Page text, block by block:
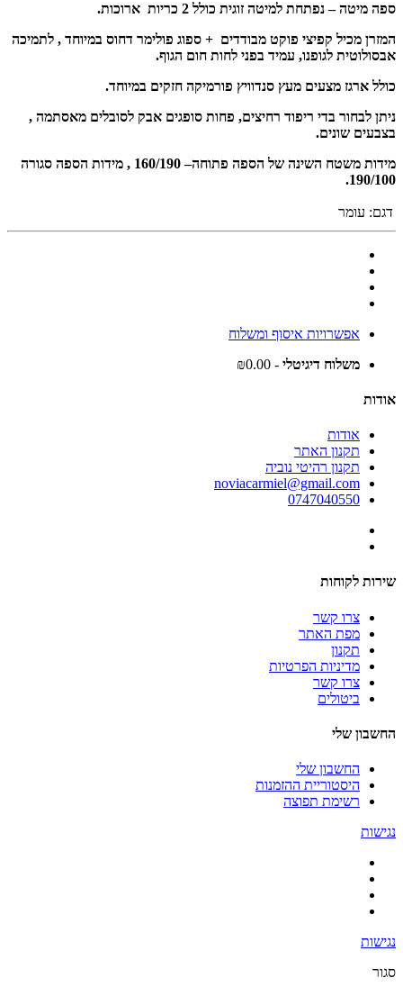
ספה מיטה – נפתחת למיטה זוגית כולל 2 כריות ארוכות.
המזרן מכיל קפיצי פוקט מבודדים + ספוג פולימר דחוס במיוחד , לתמיכה
אבסולוטית לגופנו, עמיד בפני לחות חום הגוף.
כולל ארגז מצעים מעץ סנדוויץ פורמיקה חזקים במיוחד.
ניתן לבחור בדי ריפוד רחיצים, פחות סופגים אבק לסובלים מאסתמה ,
בצבעים שונים.
מידות משטח השינה של הספה פתוחה– 160/190 , מידות הספה סגורה
190/100.
דגם: עומר
אפשרויות איסוף ומשלוח
משלוח דיגיטלי - ₪0.00
אודות
אודות
תקנון האתר
תקנון רהיטי נוביה
noviacarmiel@gmail.com
0747040550
שירות לקוחות
צרו קשר
מפת האתר
תקנון
מדיניות הפרטיות
צרו קשר
ביטולים
החשבון שלי
החשבון שלי
היסטוריית ההזמנות
רשימת תפוצה
נגישות
נגישות
סגור